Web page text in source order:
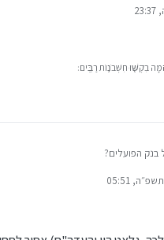
על ידי
בִקְשׁ֖וּ חִשְּׁבֹנ֥וֹת רַבִּֽים׃
בנק הפועלים?
05:51
על ידי